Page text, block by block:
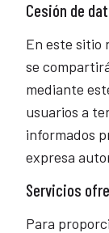
Cesión de
En este sitio
se
mediante
usuarios a
informados
expresa
Servicios
Para